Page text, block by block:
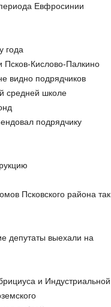
Евфросинии
года
Кислово-Палкино
видно подрядчиков
средней школе
подрядчику
Псковского района так
депутаты выехали на
и Индустриальной